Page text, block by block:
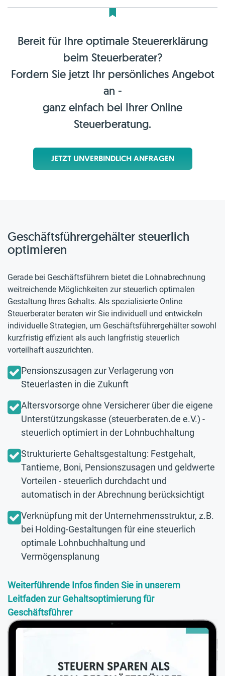
Bereit für Ihre optimale Steuererklärung
beim Steuerberater?
Fordern Sie jetzt Ihr persönliches Angebot
an -
ganz einfach bei Ihrer Online
Steuerberatung.
JETZT UNVERBINDLICH ANFRAGEN
Geschäftsführergehälter steuerlich
optimieren
Gerade bei Geschäftsführern bietet die Lohnabrechnung
weitreichende Möglichkeiten zur steuerlich optimalen
Gestaltung Ihres Gehalts. Als spezialisierte Online
Steuerberater beraten wir Sie individuell und entwickeln
individuelle Strategien, um Geschäftsführergehälter sowohl
kurzfristig effizient als auch langfristig steuerlich
vorteilhaft auszurichten.
Pensionszusagen zur Verlagerung von
Steuerlasten in die Zukunft
Altersvorsorge ohne Versicherer über die eigene
Unterstützungskasse (steuerberaten.de e.V.) -
steuerlich optimiert in der Lohnbuchhaltung
Strukturierte Gehaltsgestaltung: Festgehalt,
Tantieme, Boni, Pensionszusagen und geldwerte
Vorteilen - steuerlich durchdacht und
automatisch in der Abrechnung berücksichtigt
Verknüpfung mit der Unternehmensstruktur, z.B.
bei Holding-Gestaltungen für eine steuerlich
optimale Lohnbuchhaltung und
Vermögensplanung
Weiterführende Infos finden Sie in unserem
Leitfaden zur Gehaltsoptimierung für
Geschäftsführer